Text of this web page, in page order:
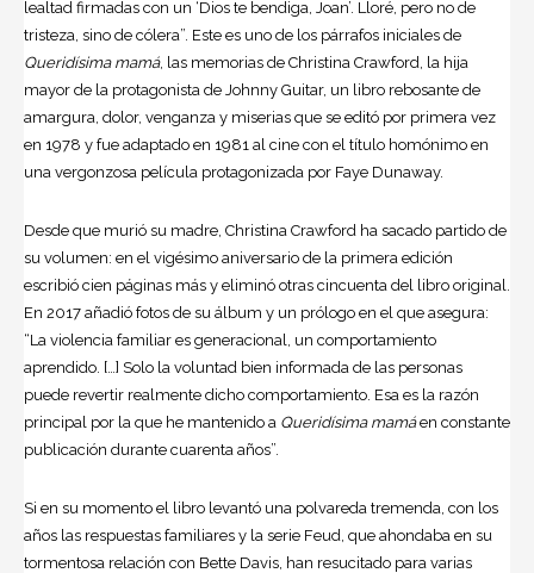
lealtad firmadas con un ‘Dios te bendiga, Joan’. Lloré, pero no de
tristeza, sino de cólera”. Este es uno de los párrafos iniciales de
Queridísima mamá, las memorias de Christina Crawford , la hija
mayor de la protagonista de Johnny Guitar, un libro rebosante de
amargura, dolor, venganza y miserias que se editó por primera vez
en 1978 y fue adaptado en 1981 al cine con el título homónimo en
una vergonzosa película protagonizada por Faye Dunaway.
Desde que murió su madre, Christina Crawford ha sacado partido de
su volumen: en el vigésimo aniversario de la primera edición
escribió cien páginas más y eliminó otras cincuenta del libro original.
En 2017 añadió fotos de su álbum y un prólogo en el que asegura:
“La violencia familiar es generacional, un comportamiento
aprendido. […] Solo la voluntad bien informada de las personas
puede revertir realmente dicho comportamiento. Esa es la razón
principal por la que he mantenido a Queridísima mamáen constante
publicación durante cuarenta años”.
Si en su momento el libro levantó una polvareda tremenda, con los
años las respuestas familiares y la serie Feud, que ahondaba en su
tormentosa relación con Bette Davis , han resucitado para varias